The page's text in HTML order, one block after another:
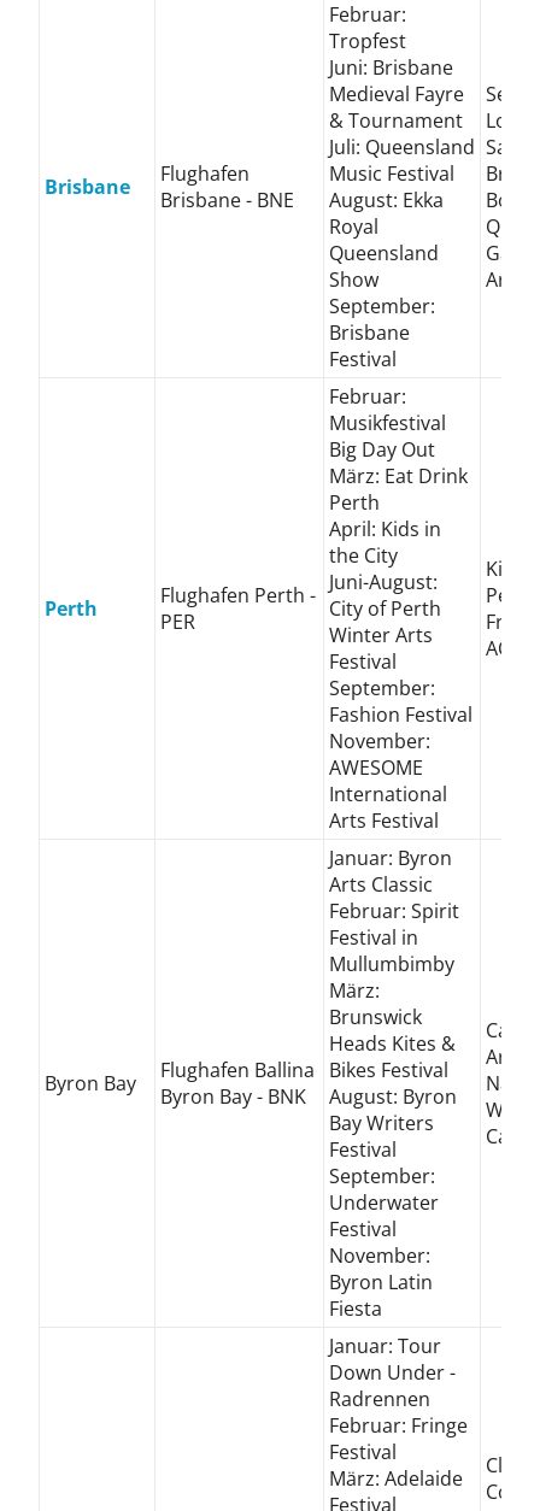
Brisbane
Flughafen
Brisbane - BNE
Februar:
Tropfest
Juni: Brisbane
Medieval Fayre
& Tournament
Juli: Queensland
Music Festival
August: Ekka
Royal
Queensland
Show
September:
Brisbane
Festival
Sea
Lone
Art
Perth
Flughafen Perth -
PER
Februar:
Musikfestival
Big Day Out
März: Eat Drink
Perth
April: Kids in
the City
Juni-August:
City of Perth
Winter Arts
Festival
September:
Fashion Festival
November:
AWESOME
International
Arts Festival
Byron Bay
Flughafen Ballina
Byron Bay - BNK
Januar: Byron
Arts Classic
Februar: Spirit
Festival in
Mullumbimby
März:
Brunswick
Heads Kites &
Bikes Festival
August: Byron
Bay Writers
Festival
September:
Underwater
Festival
November:
Byron Latin
Fiesta
Cape
Cape
Januar: Tour
Down Under -
Radrennen
Februar: Fringe
Festival
März: Adelaide
Festival